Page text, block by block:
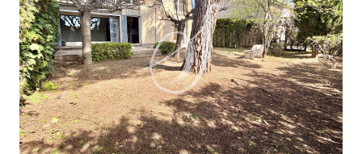
voir le bien